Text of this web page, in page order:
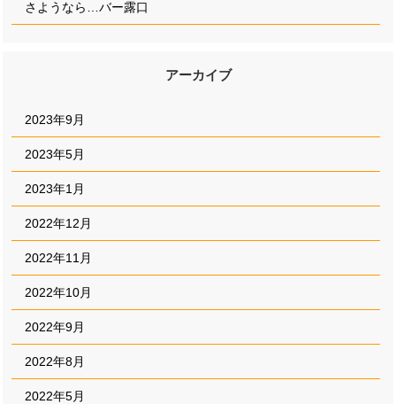
さようなら…バー露口
アーカイブ
2023年9月
2023年5月
2023年1月
2022年12月
2022年11月
2022年10月
2022年9月
2022年8月
2022年5月